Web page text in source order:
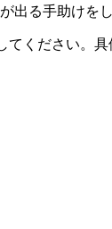
る手助け
ください。具